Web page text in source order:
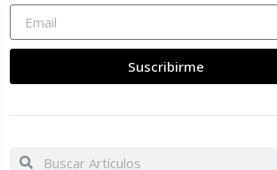
Suscribirme